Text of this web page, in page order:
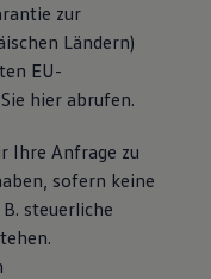
zur
Ländern)
EU-
hier abrufen.
Ihre Anfrage zu
sofern keine
steuerliche